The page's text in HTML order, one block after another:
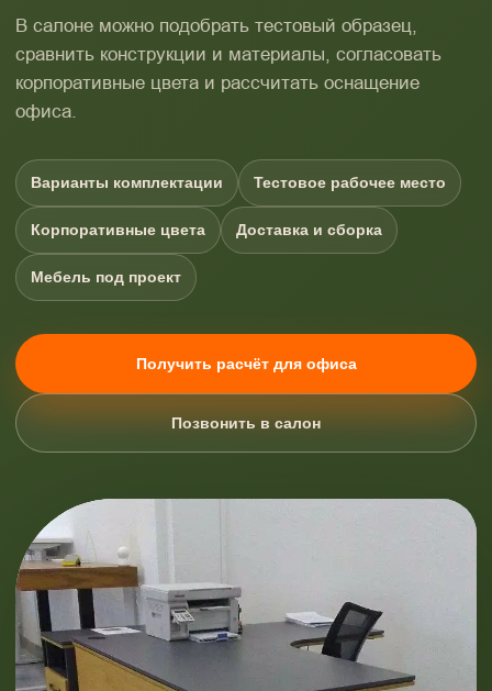
В салоне можно подобрать тестовый образец,
сравнить конструкции и материалы, согласовать
корпоративные цвета и рассчитать оснащение
офиса.
Варианты комплектации Тестовое рабочее место
Корпоративные цвета Доставка и сборка
Мебель под проект
Получить расчёт для офиса
Позвонить в салон